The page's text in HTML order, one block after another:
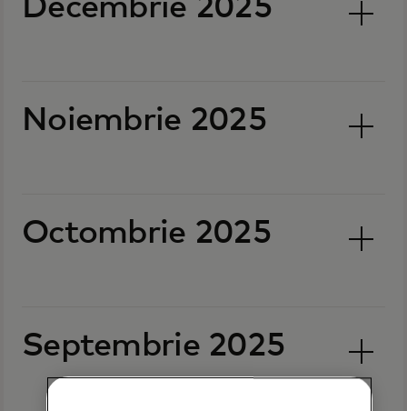
Decembrie 2025
Noiembrie 2025
Octombrie 2025
Septembrie 2025